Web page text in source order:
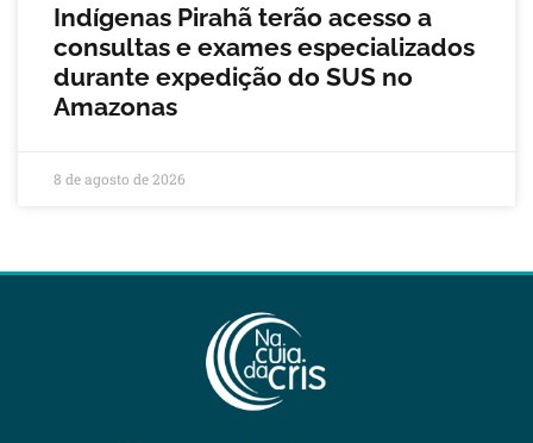
Indígenas Pirahã terão acesso a
consultas e exames especializados
durante expedição do SUS no
Amazonas
8 de agosto de 2026